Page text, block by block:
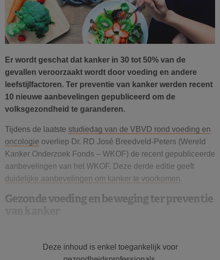
Er wordt geschat dat kanker in 30 tot 50% van de
gevallen veroorzaakt wordt door voeding en andere
leefstijlfactoren. Ter preventie van kanker werden recent
10 nieuwe aanbevelingen gepubliceerd om de
volksgezondheid te garanderen.
Tijdens de laatste studiedag van de VBVD rond voeding en
oncologie overliep Dr. RD José Breedveld-Peters (Wereld
Kanker Onderzoek Fonds – WKOF) de recent gepubliceerde
aanbevelingen van het WKOF. Deze derde editie geeft
duidelijke aanbevelingen om kanker te voorkomen.
Gezonde voeding en beweging ter preventie
aanbevelingen afzonderlijk het lichaam kan beschermen
tegen kanker. Toch raadt het WKOF aan ze allen samen toe
Deze inhoud is enkel toegankelijk voor